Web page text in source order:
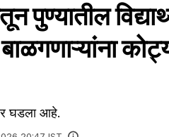
घडला आहे.